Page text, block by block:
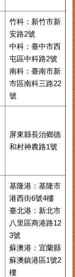
竹科：新竹市新
安路2號
中科：臺中市西
屯區中科路2號
南科：臺南市新
市區南科三路22
號
屏東縣⾧治鄉德
和村神農路1號
基隆港：基隆市
港西街6號4樓
臺北港：新北市
八里區商港路12
3號
蘇澳港：宜蘭縣
蘇澳鎮港區1號2
樓